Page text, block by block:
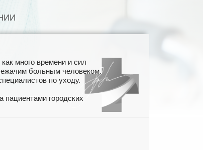
много времени и сил
больным человеком.
по уходу.
пациентами городских